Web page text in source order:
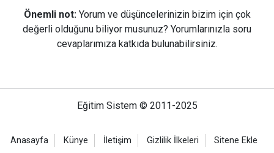
Önemli not: Yorum ve düşüncelerinizin bizim için çok
değerli olduğunu biliyor musunuz? Yorumlarınızla soru
cevaplarımıza katkıda bulunabilirsiniz.
Eğitim Sistem © 2011-2025
Anasayfa Künye İletişim Gizlilik İlkeleri Sitene Ekle